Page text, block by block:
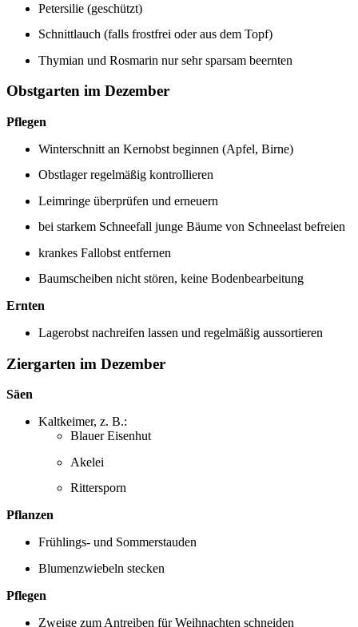
Petersilie (geschützt)
Schnittlauch (falls frostfrei oder aus dem Topf)
Thymian und Rosmarin nur sehr sparsam beernten
Obstgarten im Dezember
Pflegen
Winterschnitt an Kernobst beginnen (Apfel, Birne)
Obstlager regelmäßig kontrollieren
Leimringe überprüfen und erneuern
bei starkem Schneefall junge Bäume von Schneelast befreien
krankes Fallobst entfernen
Baumscheiben nicht stören, keine Bodenbearbeitung
Ernten
Lagerobst nachreifen lassen und regelmäßig aussortieren
Ziergarten im Dezember
Säen
Kaltkeimer, z. B.:
Blauer Eisenhut
Akelei
Rittersporn
Pflanzen
Frühlings- und Sommerstauden
Blumenzwiebeln stecken
Pflegen
Zweige zum Antreiben für Weihnachten schneiden